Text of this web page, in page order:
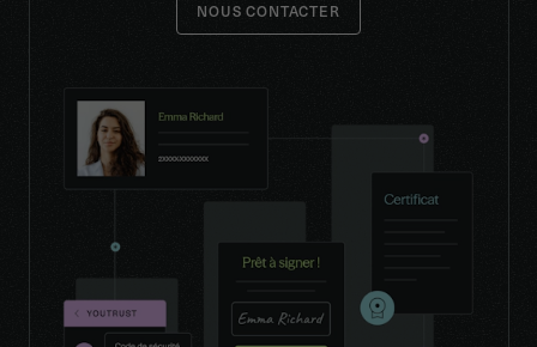
NOUS CONTACTER